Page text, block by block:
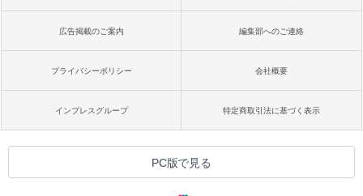
広告掲載のご案内 編集部へのご連絡
プライバシーポリシー 会社概要
インプレスグループ 特定商取引法に基づく表示
PC版で見る